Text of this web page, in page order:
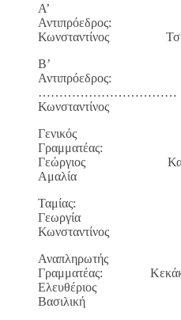
Α’
Αντιπρόεδρος:
Κωνσταντίνος
Β’
……………………………
Κωνσταντίνος
Γενικός
Γραμματέας:
Γεώργιος
Αμαλία
Ταμίας:
Γεωργία
Κωνσταντίνος
Αναπληρωτής
Γραμματέας:
Ελευθέριος
Βασιλική